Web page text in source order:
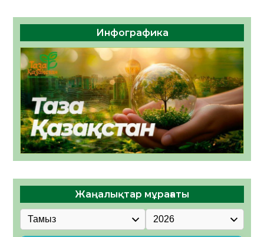
Инфографика
Жаңалықтар мұрағаты